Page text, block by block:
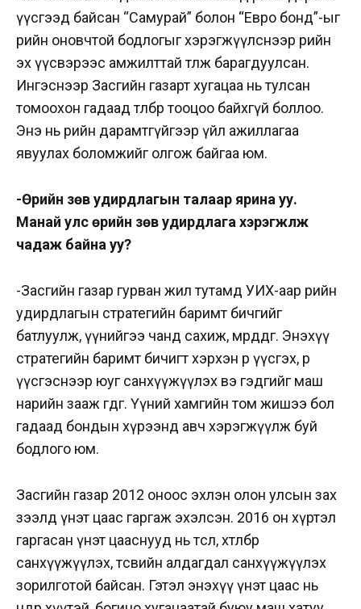
үүсгээд байсан “Самурай” болон “Евро бонд”-ыг
өрийн оновчтой бодлогыг хэрэгжүүлснээр өөрийн
эх үүсвэрээс амжилттай төлж барагдуулсан.
Ингэснээр Засгийн газарт хугацаа нь тулсан
томоохон гадаад төлбөр тооцоо байхгүй боллоо.
Энэ нь өрийн дарамтгүйгээр үйл ажиллагаа
явуулах боломжийг олгож байгаа юм.
-Өрийн зөв удирдлагын талаар ярина уу.
Манай улс өрийн зөв удирдлага хэрэгжүүлж
чадаж байна уу?
-Засгийн газар гурван жил тутамд УИХ-аар өрийн
удирдлагын стратегийн баримт бичгийг
батлуулж, үүнийгээ чанд сахиж, мөрддөг. Энэхүү
стратегийн баримт бичигт хэрхэн өр үүсгэх, өр
үүсгэснээр юуг санхүүжүүлэх вэ гэдгийг маш
нарийн зааж өгдөг. Үүний хамгийн том жишээ бол
гадаад бондын хүрээнд авч хэрэгжүүлж буй
бодлого юм.
Засгийн газар 2012 оноос эхлэн олон улсын зах
зээлд үнэт цаас гаргаж эхэлсэн. 2016 он хүртэл
гаргасан үнэт цааснууд нь төсөл, хөтөлбөр
санхүүжүүлэх, төсвийн алдагдал санхүүжүүлэх
зорилготой байсан. Гэтэл энэхүү үнэт цаас нь